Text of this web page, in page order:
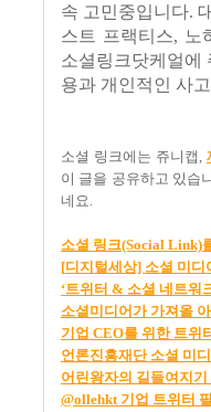
속 고민중입니다.
스트 프랙티스, 노
소셜링크닷케얼에
용과 개인적인 사
소셜 링크에는 쥬니캡 ,
이 글을 공유하고 있습
네요.
소셜 링크(Social Link)
[디지털세상] 소셜 미디
‘트위터 & 소셜 네트워
소셜미디어가 가져올
기업 CEO를 위한 트위
언론진흥재단 소셜 미
어린왕자의 길들여지기
@ollehkt 기업 트위터